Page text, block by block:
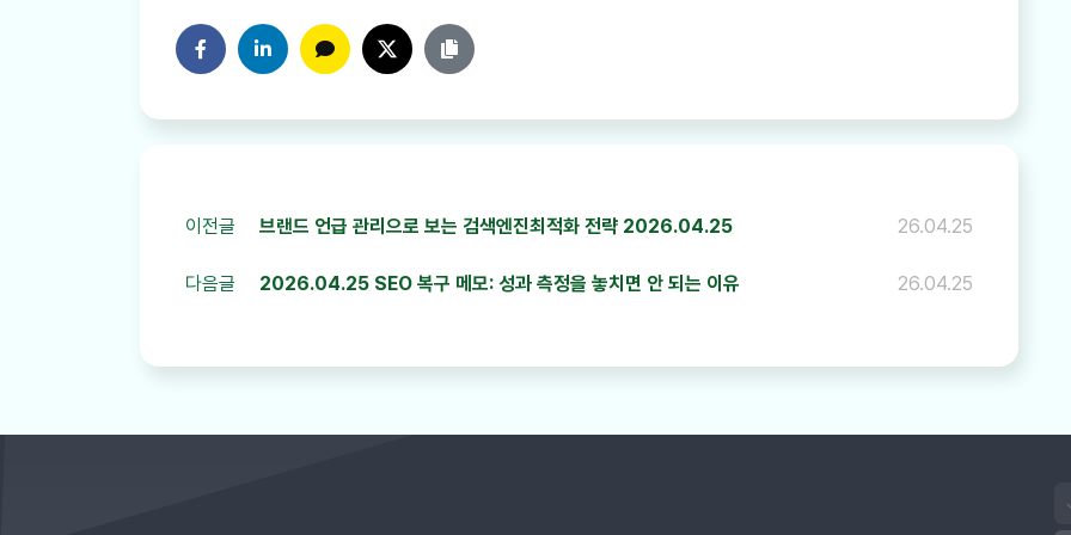
페이스북에 공유하기
링크드인에 공유하기
카카오톡에 공유하기
트위터에 공유하기
링크 복사하기
이전글 브랜드 언급 관리으로 보는 검색엔진최적화 전략 2026.04.25 26.04.25
다음글 2026.04.25 SEO 복구 메모: 성과 측정을 놓치면 안 되는 이유 26.04.25